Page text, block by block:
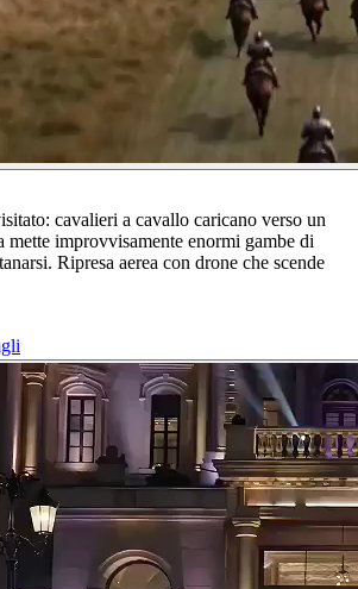
cavalieri a cavallo caricano verso un
mette improvvisamente enormi gambe di
Ripresa aerea con drone che scende